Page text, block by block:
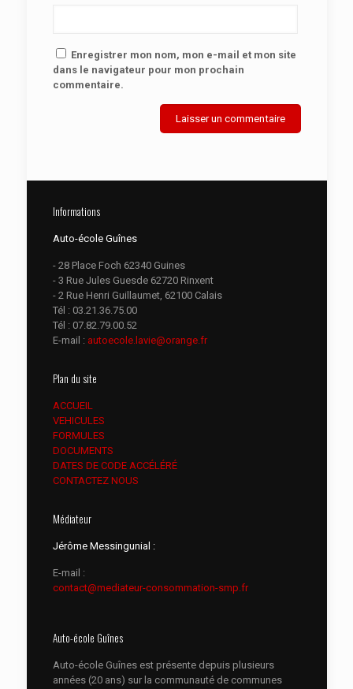
Enregistrer mon nom, mon e-mail et mon site
dans le navigateur pour mon prochain
commentaire.
Informations
Auto-école Guînes
- 28 Place Foch 62340 Guines
- 3 Rue Jules Guesde 62720 Rinxent
- 2 Rue Henri Guillaumet, 62100 Calais
Tél : 03.21.36.75.00
Tél : 07.82.79.00.52
E-mail : autoecole.lavie@orange.fr
Plan du site
ACCUEIL
VEHICULES
FORMULES
DOCUMENTS
DATES DE CODE ACCÉLÉRÉ
CONTACTEZ NOUS
Médiateur
Jérôme Messingunial :
E-mail :
contact@mediateur-consommation-smp.fr
Auto-école Guînes
Auto-école Guînes est présente depuis plusieurs
années (20 ans) sur la communauté de communes